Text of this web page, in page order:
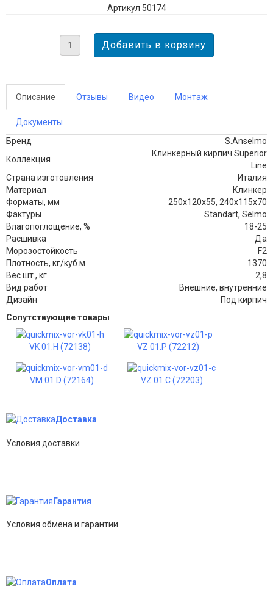
Артикул 50174
Описание Отзывы Видео Монтаж
Документы
Бренд
S.Anselmo
Коллекция
Клинкерный кирпич Superior
Line
Страна изготовления
Италия
Материал
Клинкер
Форматы, мм
250х120х55, 240х115х70
Фактуры
Standart, Selmo
Влагопоглощение, %
18-25
Расшивка
Да
Морозостойкость
F2
Плотность, кг/куб.м
1370
Вес шт., кг
2,8
Вид работ
Внешние, внутренние
Дизайн
Под кирпич
Сопутствующие товары
VK 01.H (72138) VZ 01.P (72212)
VM 01.D (72164) VZ 01.C (72203)
Доставка
Условия доставки
Гарантия
Условия обмена и гарантии
Оплата